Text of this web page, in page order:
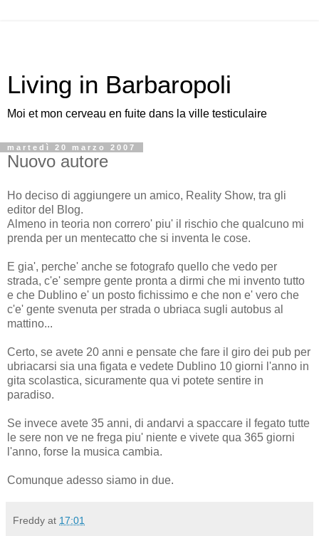
Living in Barbaropoli
Moi et mon cerveau en fuite dans la ville testiculaire
martedì 20 marzo 2007
Nuovo autore
Ho deciso di aggiungere un amico, Reality Show, tra gli
editor del Blog.
Almeno in teoria non correro' piu' il rischio che qualcuno mi
prenda per un mentecatto che si inventa le cose.
E gia', perche' anche se fotografo quello che vedo per
strada, c'e' sempre gente pronta a dirmi che mi invento tutto
e che Dublino e' un posto fichissimo e che non e' vero che
c'e' gente svenuta per strada o ubriaca sugli autobus al
mattino...
Certo, se avete 20 anni e pensate che fare il giro dei pub per
ubriacarsi sia una figata e vedete Dublino 10 giorni l'anno in
gita scolastica, sicuramente qua vi potete sentire in
paradiso.
Se invece avete 35 anni, di andarvi a spaccare il fegato tutte
le sere non ve ne frega piu' niente e vivete qua 365 giorni
l'anno, forse la musica cambia.
Comunque adesso siamo in due.
Freddy at 17:01